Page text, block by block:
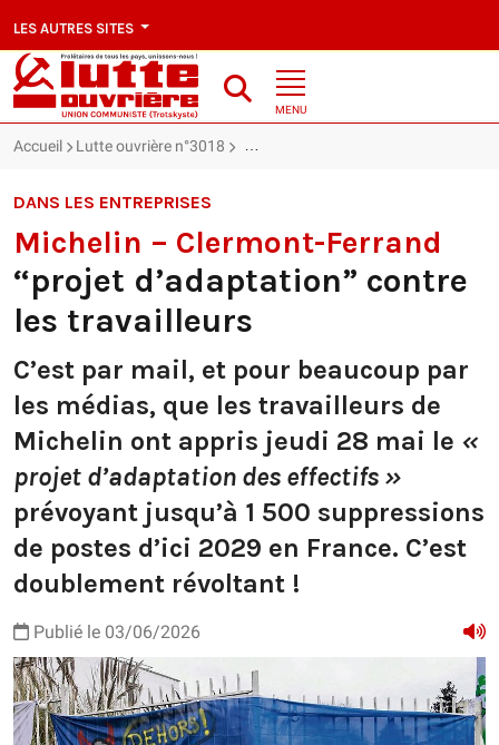
LES AUTRES SITES
MENU
Accueil Lutte ouvrière n°3018 Michelin – Clermont-Ferrand :
DANS LES ENTREPRISES
Michelin – Clermont-Ferrand
“projet d’adaptation” contre
les travailleurs
C’est par mail, et pour beaucoup par
les médias, que les travailleurs de
Michelin ont appris jeudi 28 mai le «
projet d’adaptation des effectifs »
prévoyant jusqu’à 1 500 suppressions
de postes d’ici 2029 en France. C’est
doublement révoltant !
Publié le 03/06/2026